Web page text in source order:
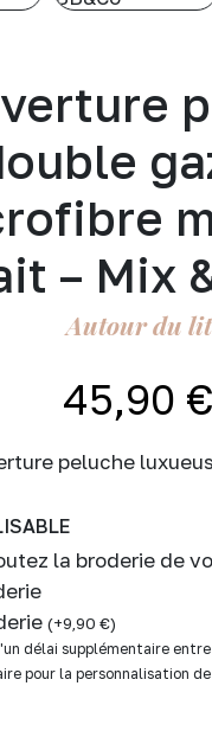
– Mix
Autour du lit
45,90 €
peluche
la broderie de
(+9,90 €)
délai supplémentaire
pour la personnalisation